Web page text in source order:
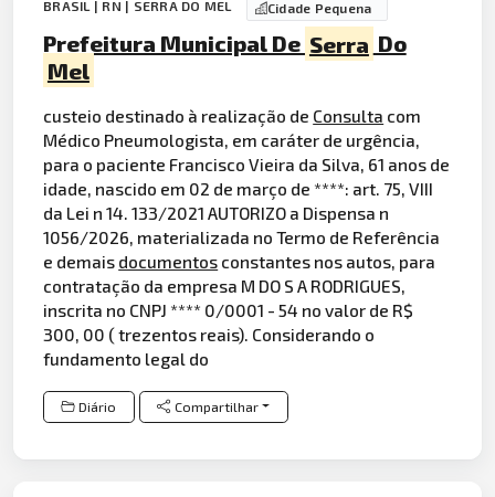
BRASIL | RN | SERRA DO MEL Cidade Pequena
Prefeitura Municipal De Serra Do
Mel
custeio destinado à realização de Consulta com
Médico Pneumologista, em caráter de urgência,
para o paciente Francisco Vieira da Silva, 61 anos de
idade, nascido em 02 de março de ****: art. 75, VIII
da Lei n 14. 133/2021 AUTORIZO a Dispensa n
1056/2026, materializada no Termo de Referência
e demais documentos constantes nos autos, para
contratação da empresa M DO S A RODRIGUES,
inscrita no CNPJ **** 0/0001 - 54 no valor de R$
300, 00 ( trezentos reais). Considerando o
fundamento legal do
Diário Compartilhar